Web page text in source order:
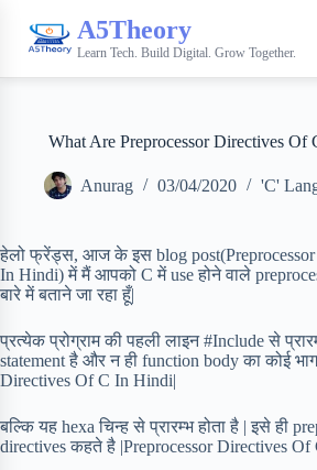
A5Theory
Learn Tech. Build Digital. Grow Together.
What Are Preprocessor Directives Of
Anurag 03/04/2020 'C'
हेलो फ्रेंड्स, आज के इस blog post(Preprocessor
In Hindi) में मैं आपको C में use होने वाले
बारे में बताने जा रहा हूँ|
प्रत्येक प्रोग्राम की पहली लाइन #Include से
statement है और न ही function body का कोई
Directives Of C In Hindi|
बल्कि यह hexa चिन्ह से प्रारम्भ होता है | इसे ही
directives कहते है |Preprocessor Directives